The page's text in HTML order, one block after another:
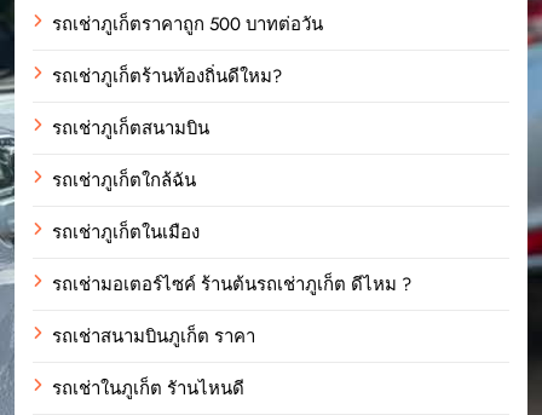
รถเช่าภูเก็ตราคาถูก 500 บาทต่อวัน
รถเช่าภูเก็ตร้านท้องถิ่นดีใหม?
รถเช่าภูเก็ตสนามบิน
รถเช่าภูเก็ตใกล้ฉัน
รถเช่าภูเก็ตในเมือง
รถเช่ามอเตอร์ไซค์ ร้านต้นรถเช่าภูเก็ต ดีไหม ?
รถเช่าสนามบินภูเก็ต ราคา
รถเช่าในภูเก็ต รัานไหนดี